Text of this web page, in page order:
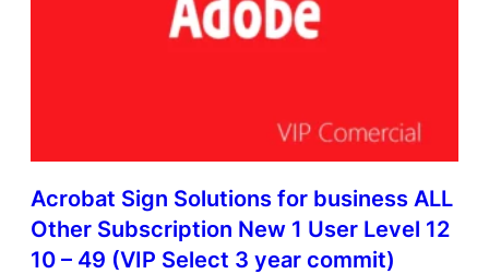
Acrobat Sign Solutions for business ALL
Other Subscription New 1 User Level 12
10 – 49 (VIP Select 3 year commit)